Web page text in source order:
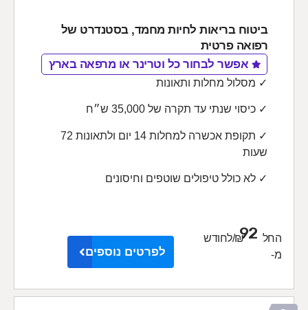
ביטוח בריאות לחיות מחמד, בסטנדרט של
רפואה פרטית
אפשר לבחור כל וטרינר או מרפאה בארץ
✓ מסלול מחלות ותאונות
✓ כיסוי שנתי עד תקרה של 35,000 ש״ח
✓ תקופת אכשרה למחלות 14 יום ולתאונות 72
שעות
✓ לא כולל טיפולים שוטפים וחיסונים
החל
מ-
92₪/לחודש
לפרטים נוספים